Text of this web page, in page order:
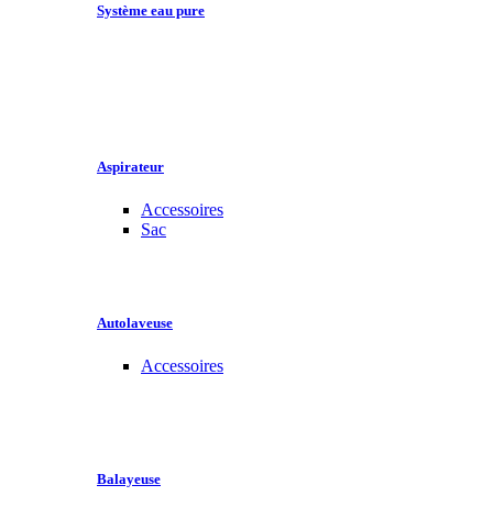
Système eau pure
Aspirateur
Accessoires
Sac
Autolaveuse
Accessoires
Balayeuse